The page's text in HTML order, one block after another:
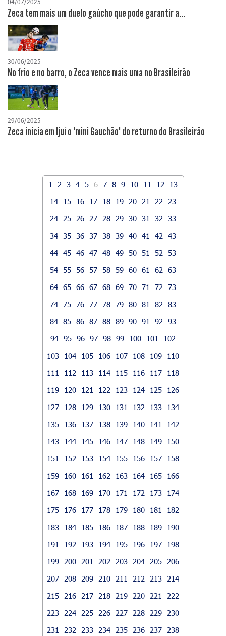
04/07/2025
Zeca tem mais um duelo gaúcho que pode garantir a...
30/06/2025
No frio e no barro, o Zeca vence mais uma no Brasileirão
29/06/2025
Zeca inicia em Ijuí o "mini Gauchão" do returno do Brasileirão
1 2 3 4 5 6 7 8 9 10 11 12
13
14
15 16 17 18 19 20 21 22
23
24
25 26 27 28 29 30 31 32
33
34 35 36 37 38 39 40 41 42
43
44 45 46 47 48 49 50 51 52
53
54 55 56 57 58 59 60 61 62
63
64 65 66 67 68 69 70 71 72
73
74 75 76 77 78 79 80 81 82
83
84 85 86 87 88 89 90 91 92
93
94 95 96 97 98 99 100 101
102
103
104 105 106 107 108 109
110
111
112 113 114 115 116 117
118
119
120 121 122 123 124 125
126
127
128 129 130 131 132 133
134
135
136 137 138 139 140 141
142
143
144 145 146 147 148 149
150
151
152 153 154 155 156 157
158
159
160 161 162 163 164 165
166
167
168 169 170 171 172 173
174
175
176 177 178 179 180 181
182
183
184 185 186 187 188 189
190
191
192 193 194 195 196 197
198
199
200 201 202 203 204 205
206
207
208 209 210 211 212 213
214
215
216 217 218 219 220 221
222
223
224 225 226 227 228 229
230
231
232 233 234 235 236 237
238